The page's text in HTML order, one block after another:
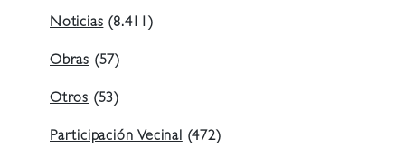
Noticias(8.411)
Obras (57)
Otros (53)
Participación Vecinal(472)